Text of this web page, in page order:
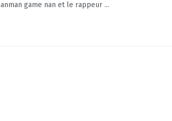
game nan et le rappeur ...